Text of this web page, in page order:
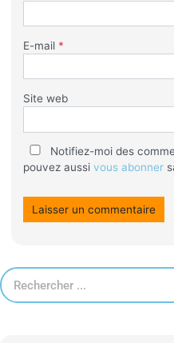
E-mail *
Site web
Notifiez-moi des
pouvez aussi vous abonner